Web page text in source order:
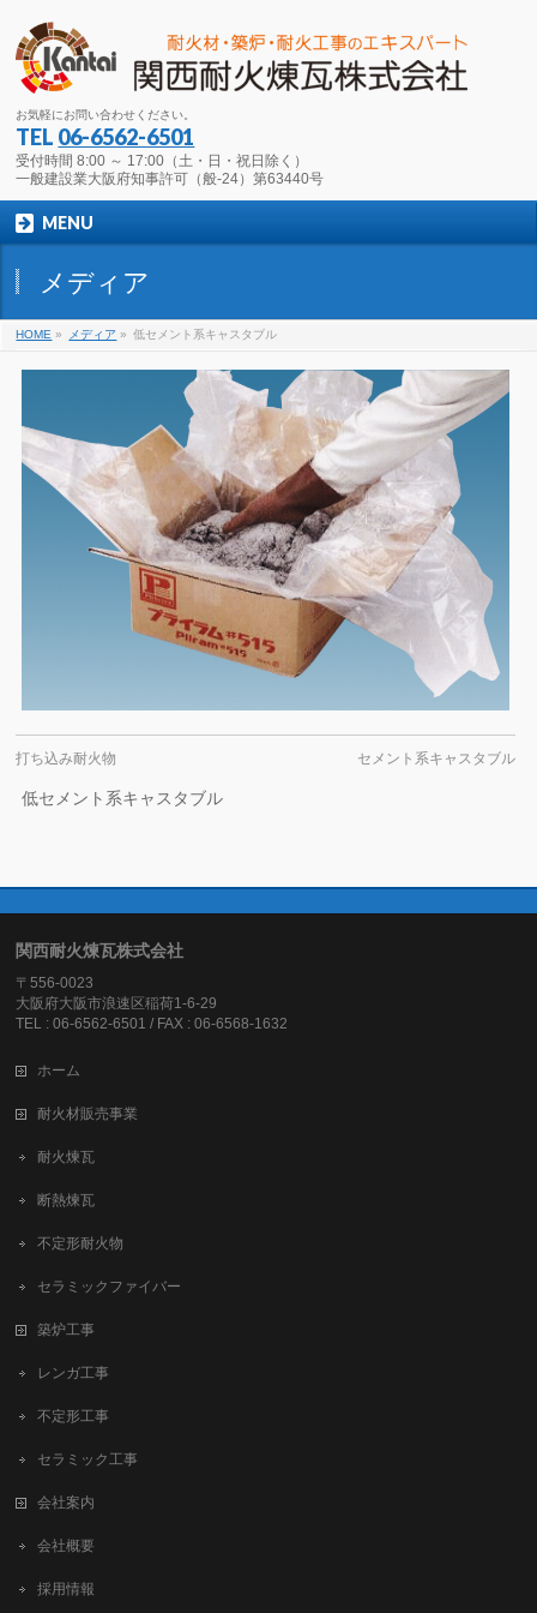
お気軽にお問い合わせください。
TEL 06-6562-6501
受付時間 8:00 ～ 17:00（土・日・祝日除く）
一般建設業大阪府知事許可（般-24）第63440号
MENU
メディア
HOME » メディア » 低セメント系キャスタブル
打ち込み耐火物 セメント系キャスタブル
低セメント系キャスタブル
関西耐火煉瓦株式会社
〒556-0023
大阪府大阪市浪速区稲荷1-6-29
TEL : 06-6562-6501 / FAX : 06-6568-1632
ホーム
耐火材販売事業
耐火煉瓦
断熱煉瓦
不定形耐火物
セラミックファイバー
築炉工事
レンガ工事
不定形工事
セラミック工事
会社案内
会社概要
採用情報